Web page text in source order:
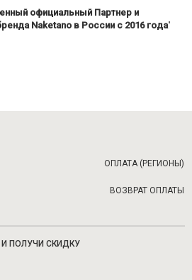
официальный Партнер и
Naketano в России с 2016 года"
ОПЛАТА (РЕГИОНЫ)
ВОЗВРАТ ОПЛАТЫ
ПОЛУЧИ СКИДКУ